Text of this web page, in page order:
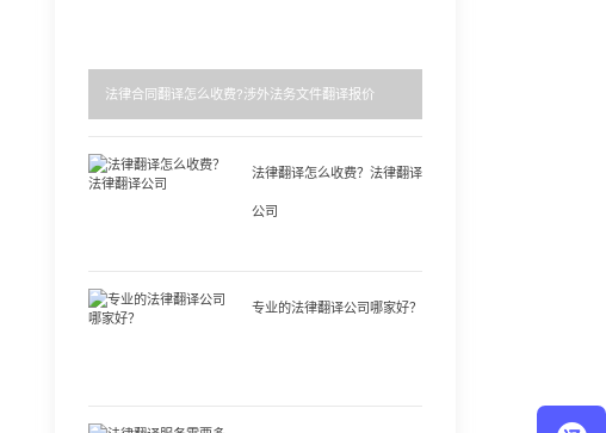
法律合同翻译怎么收费?涉外法务文件翻译报价
法律翻译怎么收费？法律翻译
公司
专业的法律翻译公司哪家好？